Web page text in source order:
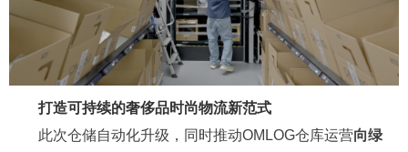
打造可持续的奢侈品时尚物流新范式
此次仓储自动化升级，同时推动OMLOG仓库运营向绿